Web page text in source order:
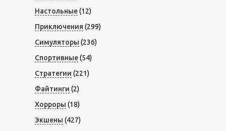
Настольные(12)
Приключения (299)
Симуляторы (236)
Спортивные(54)
Стратегии (221)
Файтинги (2)
Хорроры (18)
Экшены (427)